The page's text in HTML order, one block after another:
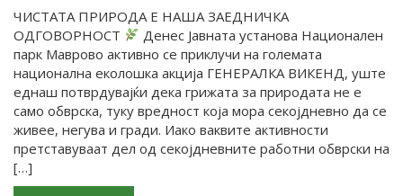
ЧИСТАТА ПРИРОДА Е НАША ЗАЕДНИЧКА
ОДГОВОРНОСТ
Денес Јавната установа Национален
парк Маврово активно се приклучи на големата
национална еколошка акција ГЕНЕРАЛКА ВИКЕНД, уште
еднаш потврдувајќи дека грижата за природата не е
само обврска, туку вредност која мора секојдневно да се
живее, негува и гради. Иако ваквите активности
претставуваат дел од секојдневните работни обврски на
[…]